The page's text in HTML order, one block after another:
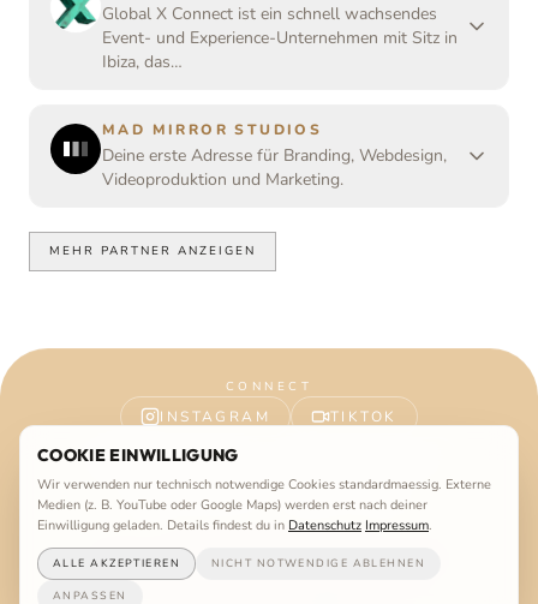
Global X Connect ist ein schnell wachsendes
Event- und Experience-Unternehmen mit Sitz in
Ibiza, das…
MAD MIRROR STUDIOS
Deine erste Adresse für Branding, Webdesign,
Videoproduktion und Marketing.
MEHR PARTNER ANZEIGEN
CONNECT
INSTAGRAM TIKTOK
TRIPADVISOR
FACEBOOK YOUTUBE
©2026Vanilla Beach Ibiza. All rights reserved.
WEBSITE VON
COOKIE EINWILLIGUNG
Wir verwenden nur technisch notwendige Cookies standardmaessig. Externe
Medien (z. B. YouTube oder Google Maps) werden erst nach deiner
Einwilligung geladen. Details findest du in Datenschutz Impressum.
ALLE AKZEPTIEREN NICHT NOTWENDIGE ABLEHNEN
ANPASSEN